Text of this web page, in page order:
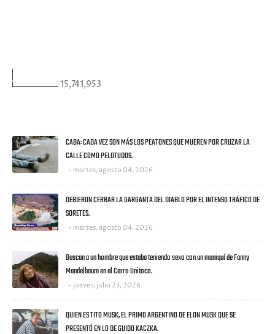
15,741,953
CABA: CADA VEZ SON MÁS LOS PEATONES QUE MUEREN POR CRUZAR LA
CALLE COMO PELOTUDOS.
martes, agosto 04, 2026
DEBIERON CERRAR LA GARGANTA DEL DIABLO POR EL INTENSO TRÁFICO DE
SORETES.
martes, agosto 04, 2026
Buscan a un hombre que estaba teniendo sexo con un maniquí de Fanny
Mandelbaum en el Cerro Unitoco.
jueves, julio 23, 2026
QUIEN ES TITO MUSK, EL PRIMO ARGENTINO DE ELON MUSK QUE SE
PRESENTÓ EN LO DE GUIDO KACZKA.